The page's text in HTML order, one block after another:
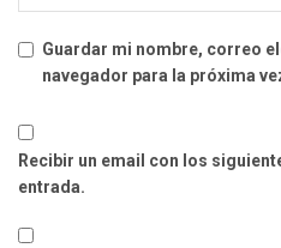
Guardar mi nombre, correo
navegador para la próxima
Recibir un email con los
entrada.